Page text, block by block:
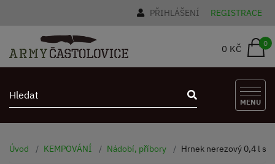
PŘIHLÁŠENÍ REGISTRACE
0 KČ 0
MENU
Úvod KEMPOVÁNÍ Nádobí, příbory Hrnek nerezový 0,4 l s